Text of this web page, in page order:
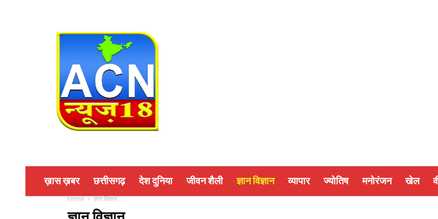
ख़ास ख़बर छत्तीसगढ़ देश दुनिया जीवन शैली ज्ञान विज्ञान व्यापार ज्योतिष मनोरंजन खेल
Home ज्ञान विज्ञान